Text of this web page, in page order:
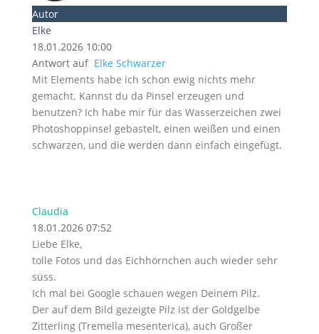
Autor
Elke
18.01.2026 10:00
Antwort auf Elke Schwarzer
Mit Elements habe ich schon ewig nichts mehr
gemacht. Kannst du da Pinsel erzeugen und
benutzen? Ich habe mir für das Wasserzeichen zwei
Photoshoppinsel gebastelt, einen weißen und einen
schwarzen, und die werden dann einfach eingefügt.
Claudia
18.01.2026 07:52
Liebe Elke,
tolle Fotos und das Eichhörnchen auch wieder sehr
süss.
Ich mal bei Google schauen wegen Deinem Pilz.
Der auf dem Bild gezeigte Pilz ist der Goldgelbe
Zitterling (Tremella mesenterica), auch Großer